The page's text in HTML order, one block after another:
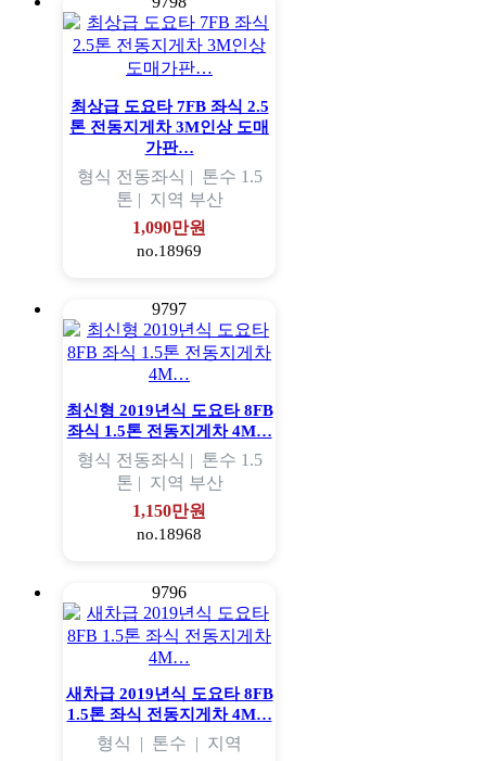
최상급 도요타 7FB 좌식 2.5
톤 전동지게차 3M인상 도매
가판…
형식 전동좌식 | 톤수 1.5
톤 | 지역 부산
1,090만원
no.18969
9797
최신형 2019년식 도요타 8FB
좌식 1.5톤 전동지게차 4M…
형식 전동좌식 | 톤수 1.5
톤 | 지역 부산
1,150만원
no.18968
9796
새차급 2019년식 도요타 8FB
1.5톤 좌식 전동지게차 4M…
형식 | 톤수 | 지역